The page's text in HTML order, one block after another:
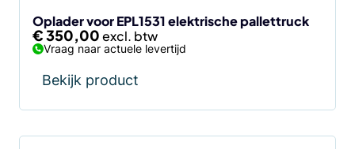
Oplader voor EPL1531 elektrische pallettruck
€350,00
Vraag naar actuele levertijd
Bekijk product